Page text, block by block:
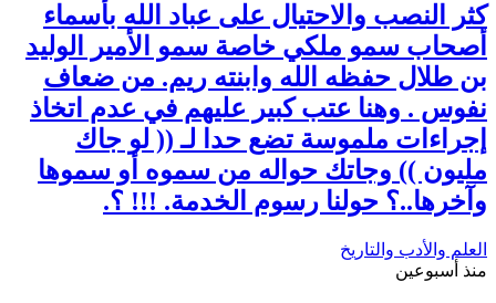
كثر النصب والاحتيال على عباد الله بأسماء
أصحاب سمو ملكي خاصة سمو الأمير الوليد
بن طلال حفظه الله وابنته ريم. من ضعاف
نفوس . وهنا عتب كبير عليهم في عدم اتخاذ
إجراءات ملموسة تضع حدا لـ (( لو جاك
مليون )) وجاتك حواله من سموه أو سموها
وآخرها..؟ حولنا رسوم الخدمة. !!! ؟.
العلم والأدب والتاريخ
منذ أسبوعين